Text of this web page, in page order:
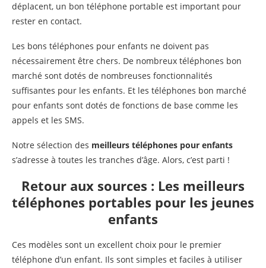
déplacent, un bon téléphone portable est important pour
rester en contact.
Les bons téléphones pour enfants ne doivent pas
nécessairement être chers. De nombreux téléphones bon
marché sont dotés de nombreuses fonctionnalités
suffisantes pour les enfants. Et les téléphones bon marché
pour enfants sont dotés de fonctions de base comme les
appels et les SMS.
Notre sélection des meilleurs téléphones pour enfants
s’adresse à toutes les tranches d’âge. Alors, c’est parti !
Retour aux sources : Les meilleurs
téléphones portables pour les jeunes
enfants
Ces modèles sont un excellent choix pour le premier
téléphone d’un enfant. Ils sont simples et faciles à utiliser